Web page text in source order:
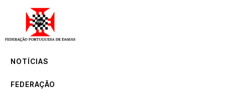
NOTÍCIAS
FEDERAÇÃO